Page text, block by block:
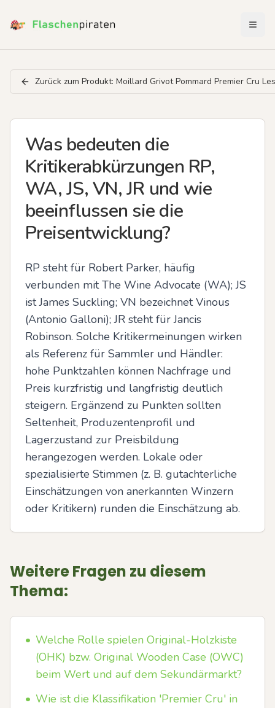
Zurück zum Produkt: Moillard Grivot Pommard Premier Cru
Was bedeuten die
Kritikerabkürzungen RP,
WA, JS, VN, JR und wie
beeinflussen sie die
Preisentwicklung?
RP steht für Robert Parker, häufig
verbunden mit The Wine Advocate (WA); JS
ist James Suckling; VN bezeichnet Vinous
(Antonio Galloni); JR steht für Jancis
Robinson. Solche Kritikermeinungen wirken
als Referenz für Sammler und Händler:
hohe Punktzahlen können Nachfrage und
Preis kurzfristig und langfristig deutlich
steigern. Ergänzend zu Punkten sollten
Seltenheit, Produzentenprofil und
Lagerzustand zur Preisbildung
herangezogen werden. Lokale oder
spezialisierte Stimmen (z. B. gutachterliche
Einschätzungen von anerkannten Winzern
oder Kritikern) runden die Einschätzung ab.
Weitere Fragen zu diesem
Thema:
• Welche Rolle spielen Original-Holzkiste
(OHK) bzw. Original Wooden Case (OWC)
beim Wert und auf dem Sekundärmarkt?
• Wie ist die Klassifikation 'Premier Cru' in